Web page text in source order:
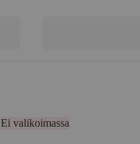
Ei valikoimassa